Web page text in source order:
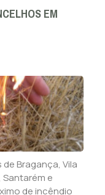
EM
Bragança, Vila
Santarém e
de incêndio